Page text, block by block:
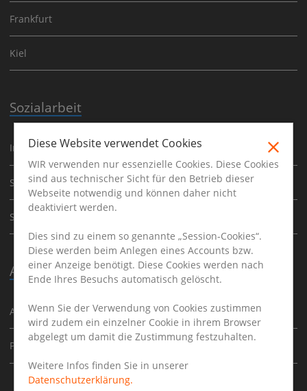
Frankfurt
Kiel
Sozialarbeit
Integrationshelfer
Sozialpädagoge
Streetworker
Ausbildung
Ausbildung
Praktikum
Diese Website verwendet Cookies
WIR verwenden nur essenzielle Cookies. Diese Cookies
sind aus technischer Sicht für den Betrieb dieser
Webseite notwendig und können daher nicht
deaktiviert werden.
Dies sind zu einem so genannte „Session-Cookies“.
Diese werden beim Anlegen eines Accounts bzw.
einer Anzeige benötigt. Diese Cookies werden nach
Ende Ihres Besuchs automatisch gelöscht.
Wenn Sie der Verwendung von Cookies zustimmen
wird zudem ein einzelner Cookie in ihrem Browser
abgelegt um damit die Zustimmung festzuhalten.
Weitere Infos finden Sie in unserer
Datenschutzerklärung.